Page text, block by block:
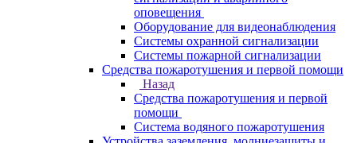
оповещения
Оборудование для видеонаблюдения
Системы охранной сигнализации
Системы пожарной сигнализации
Средства пожаротушения и первой помощи
Назад
Средства пожаротушения и первой
помощи
Система водяного пожаротушения